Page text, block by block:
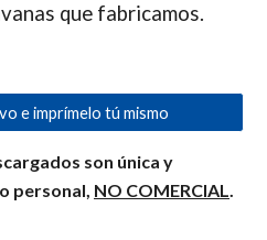
que fabricamos.
e imprímelo tú mismo
son única y
personal, NO COMERCIAL.